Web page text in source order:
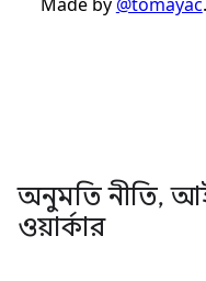
অনুমতি নীতি,
ওয়ার্কার